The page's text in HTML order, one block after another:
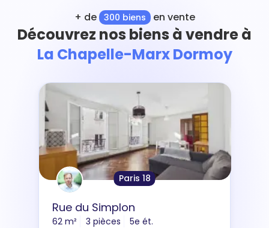
+ de 300 biens en vente
Découvrez nos biens à vendre à
La Chapelle-Marx Dormoy
Paris 18
Rue du Simplon
62 m² 3 pièces 5e ét.